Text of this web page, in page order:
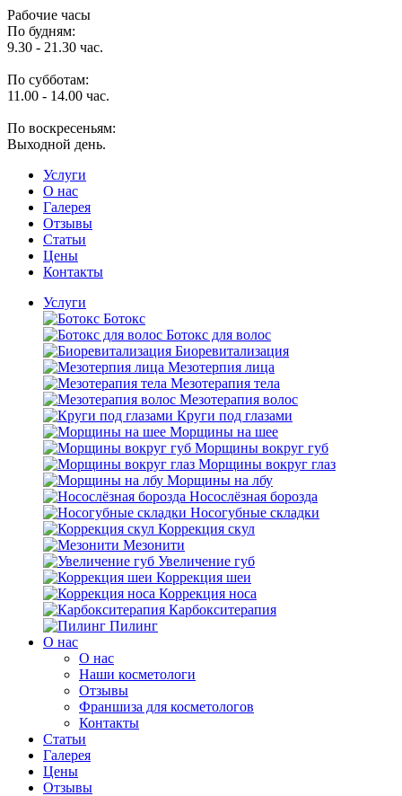
Рабочие часы
По будням:
9.30 - 21.30 час.
По субботам:
11.00 - 14.00 час.
По воскресеньям:
Выходной день.
Услуги
O нас
Галерея
Отзывы
Статьи
Цены
Контакты
Услуги
Ботокс
Ботокс для волос
Биоревитализация
Мезотерпия лица
Мезотерапия тела
Мезотерапия волос
Круги под глазами
Морщины на шее
Морщины вокруг губ
Морщины вокруг глаз
Морщины на лбу
Носослёзная борозда
Носогубные складки
Коррекция скул
Мезонити
Увеличение губ
Коррекция шеи
Коррекция носа
Карбокситерапия
Пилинг
O нас
O нас
Наши косметологи
Отзывы
Франшиза для косметологов
Контакты
Статьи
Галерея
Цены
Отзывы